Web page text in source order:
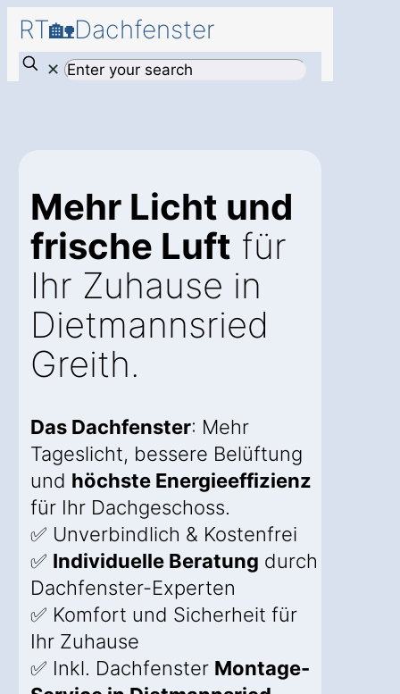
RT🏡Dachfenster
✕
Mehr Licht und
frische Luft für
Ihr Zuhause in
Dietmannsried
Greith.
Das Dachfenster: Mehr
Tageslicht, bessere Belüftung
und höchste Energieeffizienz
für Ihr Dachgeschoss.
✅ Unverbindlich & Kostenfrei
✅ Individuelle Beratung durch
Dachfenster-Experten
✅ Komfort und Sicherheit für
Ihr Zuhause
✅ Inkl. Dachfenster Montage-